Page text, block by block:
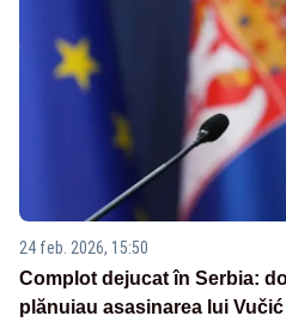
24 feb. 2026, 15:50
Complot dejucat în Serbia:
plănuiau asasinarea lui Vučić